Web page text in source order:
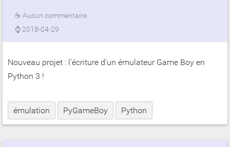
☕ Aucun commentaire
⌚ 2018-04-29
Nouveau projet : l'écriture d'un émulateur Game Boy en
Python 3 !
émulation PyGameBoy Python